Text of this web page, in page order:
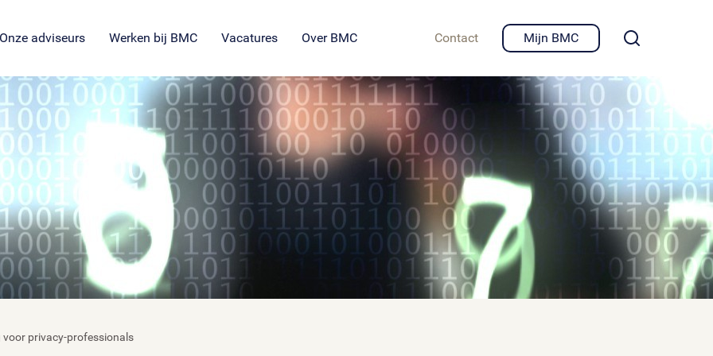
Onze adviseurs Werken bij BMC Vacatures Over BMC
Contact
Mijn BMC
privacy-professionals